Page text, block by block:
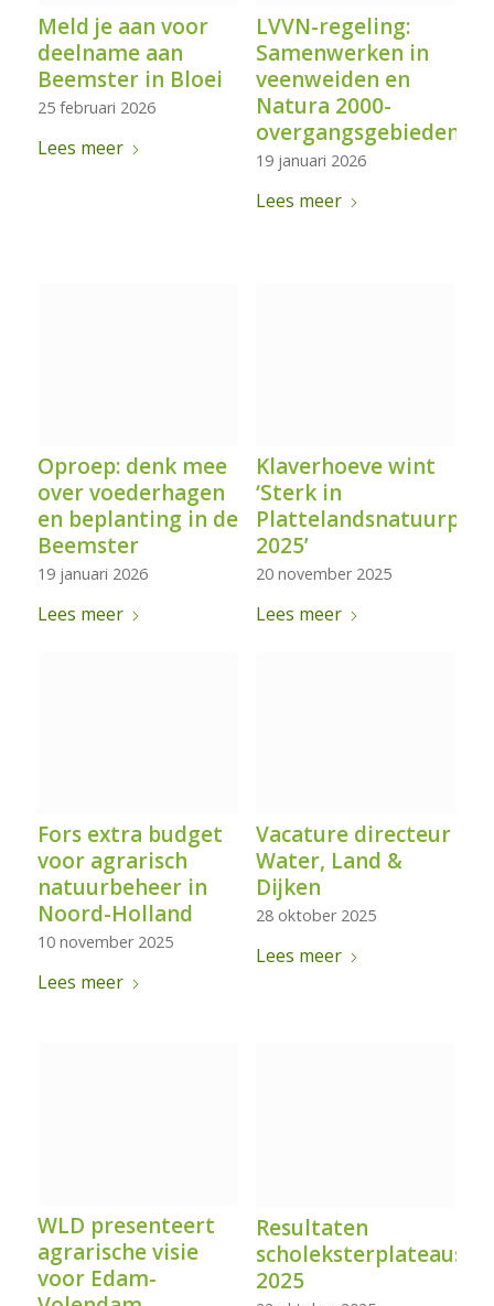
Meld je aan voor
deelname aan
Beemster in Bloei
25 februari 2026
Lees meer
LVVN-regeling:
Samenwerken in
veenweiden en
Natura 2000-
overgangsgebieden
19 januari 2026
Lees meer
Oproep: denk mee
over voederhagen
en beplanting in de
Beemster
19 januari 2026
Lees meer
Klaverhoeve wint
‘Sterk in
Plattelandsnatuurprijs
2025’
20 november 2025
Lees meer
Fors extra budget
voor agrarisch
natuurbeheer in
Noord-Holland
10 november 2025
Lees meer
Vacature directeur
Water, Land &
Dijken
28 oktober 2025
Lees meer
WLD presenteert
agrarische visie
voor Edam-
Resultaten
scholeksterplateaus
2025